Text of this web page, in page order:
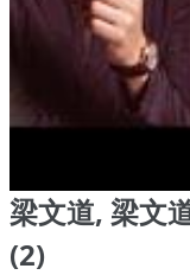
梁文道, 梁文
(2)